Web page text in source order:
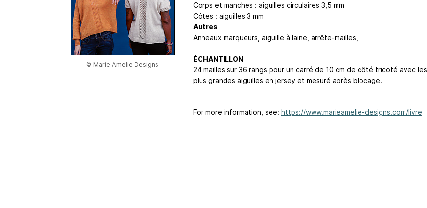
© Marie Amelie Designs
Corps et manches : aiguilles circulaires 3,5 mm
Côtes : aiguilles 3 mm
Autres
Anneaux marqueurs, aiguille à laine, arrête-mailles,
ÉCHANTILLON
24 mailles sur 36 rangs pour un carré de 10 cm de côté tricoté avec les
plus grandes aiguilles en jersey et mesuré après blocage.
For more information, see: https://www.marieamelie-designs.com/livre